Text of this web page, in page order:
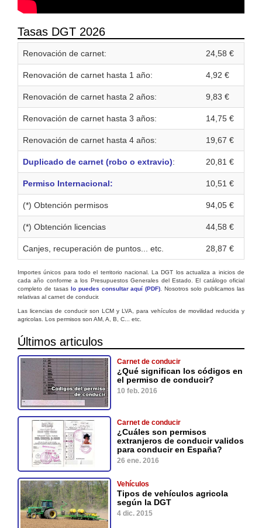
Tasas DGT 2026
Renovación de carnet: 24,58 €
Renovación de carnet hasta 1 año: 4,92 €
Renovación de carnet hasta 2 años: 9,83 €
Renovación de carnet hasta 3 años: 14,75 €
Renovación de carnet hasta 4 años: 19,67 €
Duplicado de carnet (robo o extravio): 20,81 €
Permiso Internacional: 10,51 €
(*) Obtención permisos 94,05 €
(*) Obtención licencias 44,58 €
Canjes, recuperación de puntos... etc. 28,87 €
Importes únicos para todo el territorio nacional. La DGT los actualiza a inicios de
cada año conforme a los Presupuestos Generales del Estado. El catálogo oficial
completo de tasas lo puedes consultar aquí (PDF) . Nosotros solo publicamos las
relativas al carnet de conducir.
Las licencias de conducir son LCM y LVA, para vehículos de movilidad reducida y
agricolas. Los permisos son AM, A, B, C... etc.
Últimos articulos
Carnet de conducir
¿Qué significan los códigos en
el permiso de conducir?
10 feb. 2016
Carnet de conducir
¿Cuáles son permisos
extranjeros de conducir validos
para conducir en España?
26 ene. 2016
Vehículos
Tipos de vehículos agricola
según la DGT
4 dic. 2015